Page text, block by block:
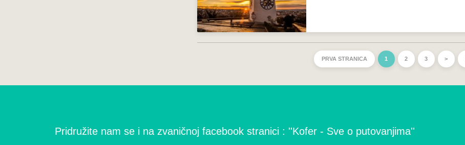
PRVA STRANICA 1 2 3 >
Pridružite nam se i na zvaničnoj facebook stranici : ''Kofer - Sve o putovanjima''